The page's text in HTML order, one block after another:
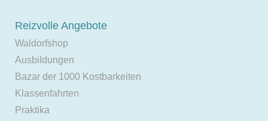
Reizvolle Angebote
Waldorfshop
Ausbildungen
Bazar der 1000 Kostbarkeiten
Klassenfahrten
Praktika